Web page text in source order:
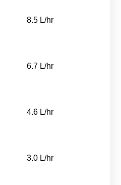
8.5 L/hr
6.7 L/hr
4.6 L/hr
3.0 L/hr